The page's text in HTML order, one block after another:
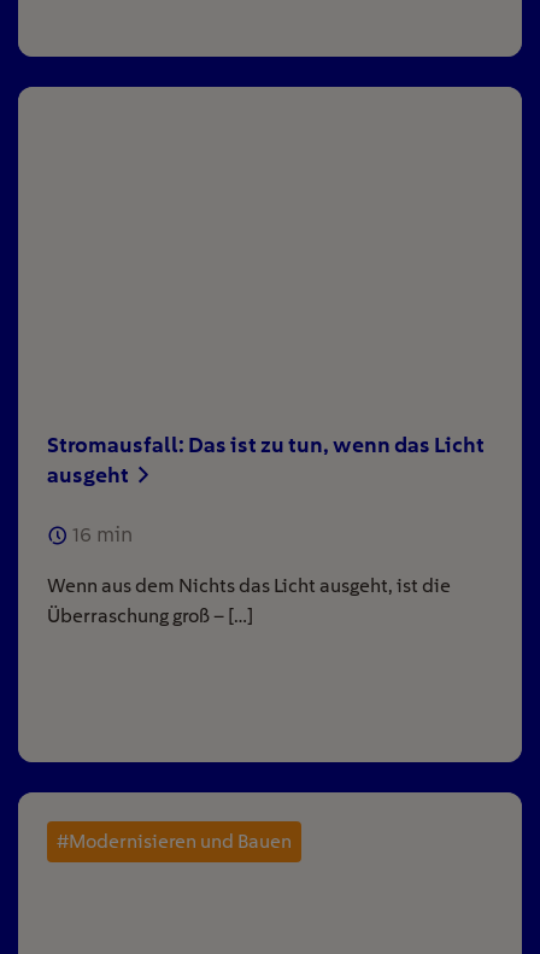
Stromausfall: Das ist zu tun, wenn das Licht
ausgeht
16 min
Wenn aus dem Nichts das Licht ausgeht, ist die
Überraschung groß – […]
#Modernisieren und Bauen